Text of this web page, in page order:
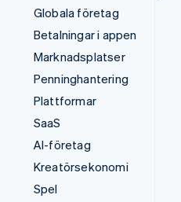
Globala företag
Betalningar i appen
Marknadsplatser
Penninghantering
Plattformar
SaaS
AI-företag
Kreatörsekonomi
Spel